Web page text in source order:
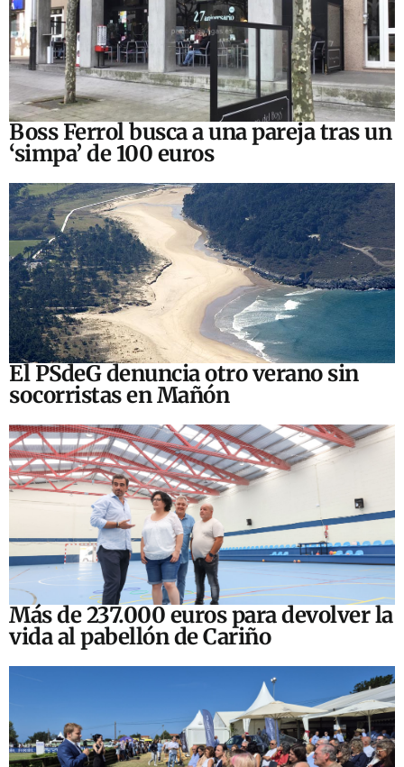
Boss Ferrol busca a una pareja tras un
‘simpa’ de 100 euros
El PSdeG denuncia otro verano sin
socorristas en Mañón
Más de 237.000 euros para devolver la
vida al pabellón de Cariño